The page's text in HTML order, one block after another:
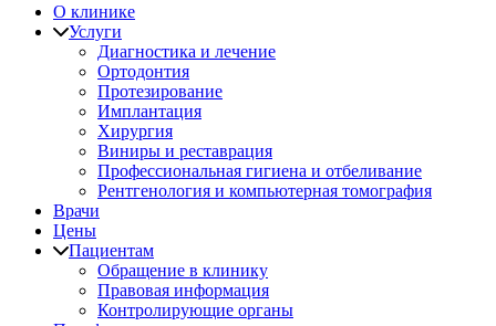
О клинике
Услуги
Диагностика и лечение
Ортодонтия
Протезирование
Имплантация
Хирургия
Виниры и реставрация
Профессиональная гигиена и отбеливание
Рентгенология и компьютерная томография
Врачи
Цены
Пациентам
Обращение в клинику
Правовая информация
Контролирующие органы